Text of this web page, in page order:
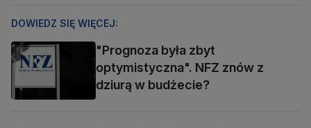
DOWIEDZ SIĘ WIĘCEJ:
"Prognoza była zbyt
optymistyczna". NFZ znów z
dziurą w budżecie?